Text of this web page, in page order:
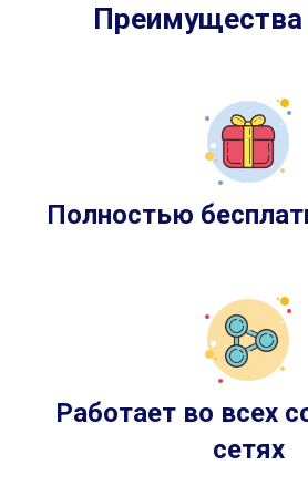
Преимущества
Полностью
Работает во всех
сетях